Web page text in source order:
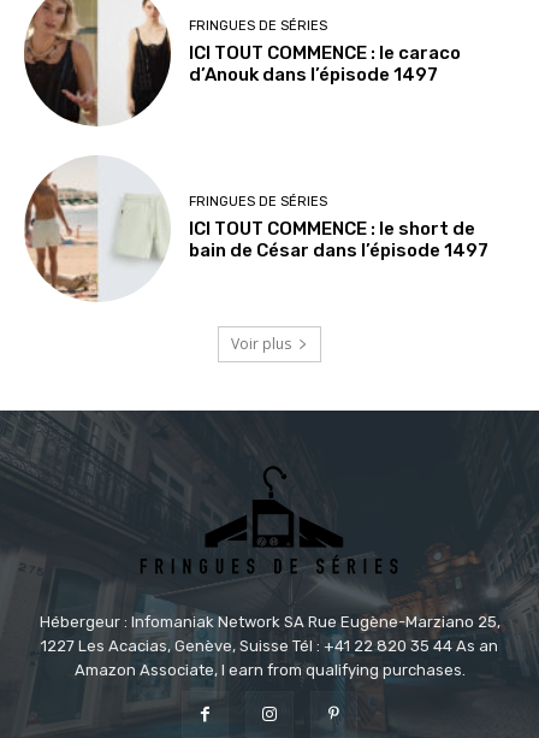
FRINGUES DE SÉRIES
ICI TOUT COMMENCE : le caraco
d’Anouk dans l’épisode 1497
FRINGUES DE SÉRIES
ICI TOUT COMMENCE : le short de
bain de César dans l’épisode 1497
Voir plus
Hébergeur : Infomaniak Network SA Rue Eugène-Marziano 25,
1227 Les Acacias, Genève, Suisse Tél : +41 22 820 35 44 As an
Amazon Associate, I earn from qualifying purchases.